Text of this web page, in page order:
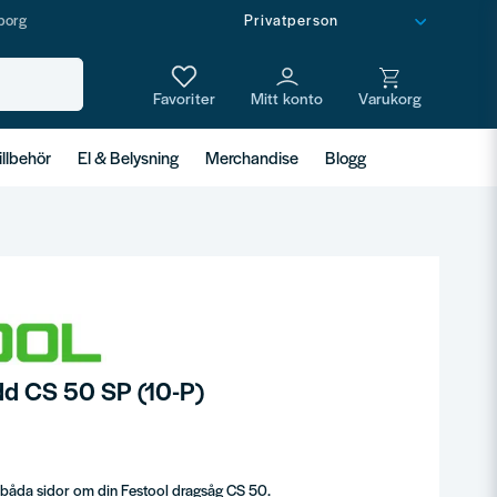
El & Belysning Merchandise Blogg
CS 50 SP (10-P)
sidor om din Festool dragsåg CS 50.